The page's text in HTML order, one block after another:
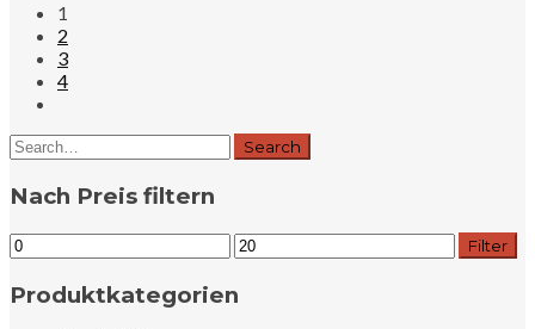
1
2
3
4
Nach Preis filtern
Min.
Preis
Max.
Preis
Filter
Produktkategorien